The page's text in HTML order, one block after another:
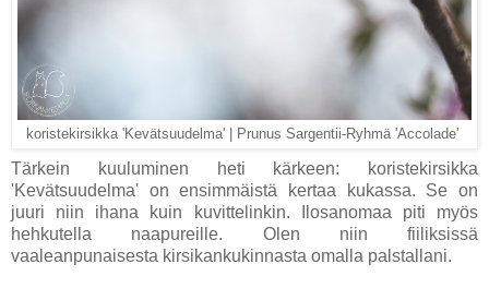
koristekirsikka 'Kevätsuudelma' | Prunus Sargentii-Ryhmä 'Accolade'
Tärkein kuuluminen heti kärkeen: koristekirsikka
'Kevätsuudelma' on ensimmäistä kertaa kukassa. Se on
juuri niin ihana kuin kuvittelinkin. Ilosanomaa piti myös
hehkutella naapureille. Olen niin fiiliksissä
vaaleanpunaisesta kirsikankukinnasta omalla palstallani.